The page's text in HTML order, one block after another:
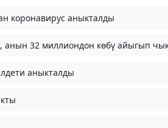
коронавирус аныкталды
анын 32 миллиондон көбү айыгып
аныкталды